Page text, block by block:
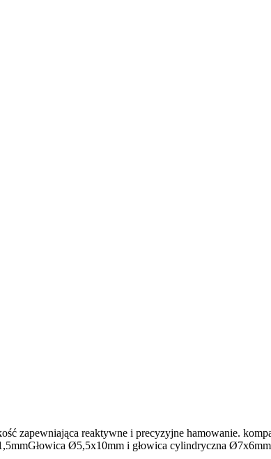
zapewniająca reaktywne i precyzyjne hamowanie.
Ø5,5x10mm i głowica cylindryczna Ø7x6mm